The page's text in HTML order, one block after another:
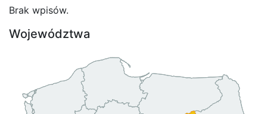
Brak wpisów.
Województwa